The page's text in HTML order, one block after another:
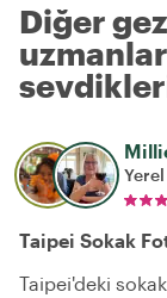
Diğer
Taipei Sokak
Taipei'deki